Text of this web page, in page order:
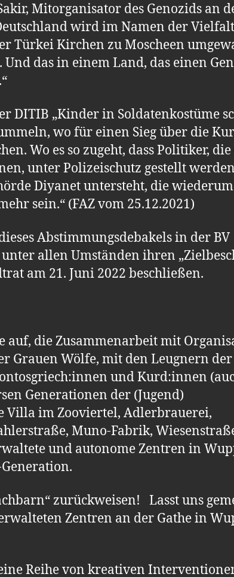
Mitorganisator des Genozids an
wird im Namen der
Türkei Kirchen zu Moscheen
das in einem Land, das einen
DITIB „Kinder in Soldatenkostüme
wo für einen Sieg über die
Wo es so zugeht, dass Politiker, die
unter Polizeischutz gestellt werden
Diyanet untersteht, die
sein.“ (FAZ vom 25.12.2021)
Abstimmungsdebakels in der BV
allen Umständen ihren
am 21. Juni 2022 beschließen.
die Zusammenarbeit mit
Grauen Wölfe, mit den Leugnern der
und Kurd:innen
Generationen der (Jugend)
Villa im Zooviertel, Adlerbrauerei,
Muno-Fabrik,
und autonome Zentren in
zurückweisen! Lasst uns
Zentren an der Gathe in
Reihe von kreativen